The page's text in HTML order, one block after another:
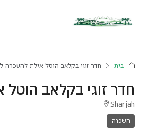
בית חדר זוגי בקלאב הוטל אילת להשכרה
חדר זוגי בקלאב הוטל
Sharjah
השכרה